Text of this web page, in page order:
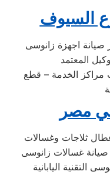
السيوف
اجهزة زانوسى
المعتمد
مراكز الخدمة – قطع
مصر
ثلاجات وغسالات
غسالات زانوسى
اليابانية